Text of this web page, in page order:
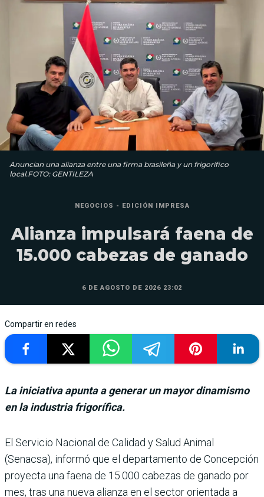
Anuncian una alianza entre una firma brasileña y un frigorífico
local.FOTO: GENTILEZA
NEGOCIOS - EDICIÓN IMPRESA
Alianza impulsará faena de
15.000 cabezas de ganado
6 DE AGOSTO DE 2026 23:02
Compartir en redes
La iniciativa apunta a generar un mayor dinamismo
en la industria frigorífica.
El Servicio Nacional de Cali­dad y Salud Animal
(Senacsa), informó que el departamento de Concepción
proyecta una faena de 15.000 cabezas de ganado por
mes, tras una nueva alianza en el sector orientada a